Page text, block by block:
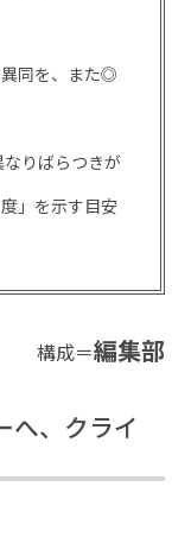
同を、また◎
りばらつきが
」を示す目安
構成＝編集部
へ、クライ